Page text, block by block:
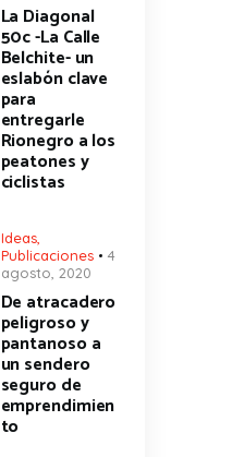
La Diagonal
50c -La Calle
Belchite- un
eslabón clave
para
entregarle
Rionegro a los
peatones y
ciclistas
Ideas,
Publicaciones
4
agosto, 2020
De atracadero
peligroso y
pantanoso a
un sendero
seguro de
emprendimien
to